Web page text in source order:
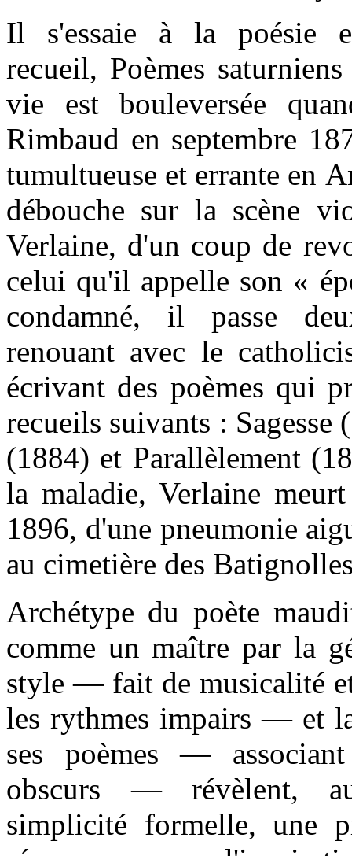
Il s'essaie à la poésie
recueil, Poèmes
vie est bouleversée
Rimbaud en septembre
tumultueuse et errante en
débouche sur la scène
Verlaine, d'un coup de
celui qu'il appelle son «
condamné, il passe
renouant avec le
écrivant des poèmes qui
recueils suivants : Sagesse
(1884) et Parallèlement
la maladie, Verlaine
1896, d'une pneumonie
au cimetière des
Archétype du poète
comme un maître par la
style — fait de musicalité
les rythmes impairs — et
ses poèmes —
obscurs — révèlent,
simplicité formelle, une